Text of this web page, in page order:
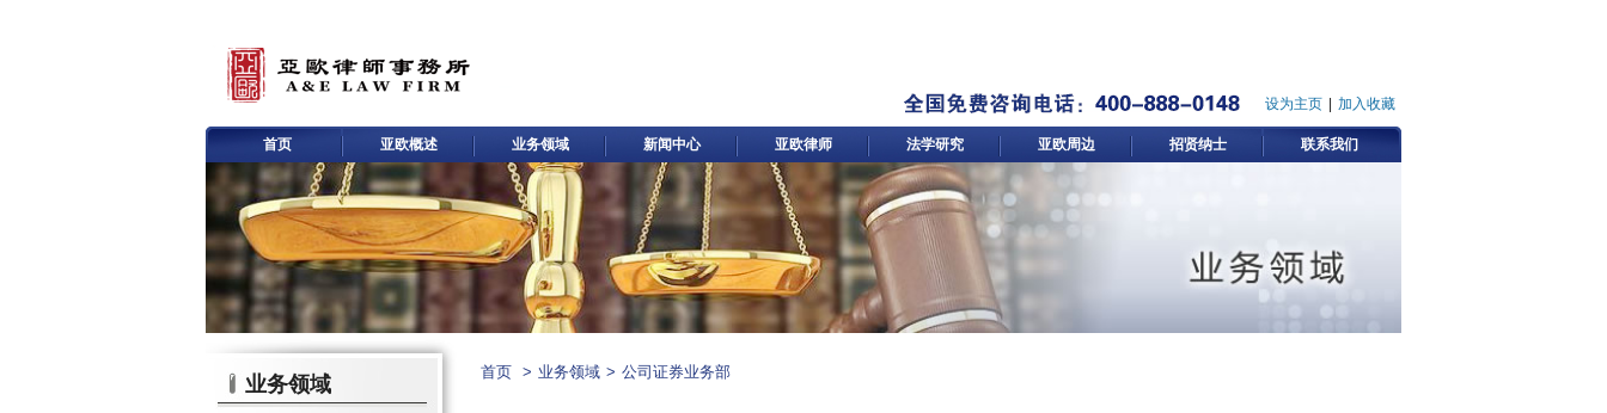
设为主页 加入收藏
首页 亚欧概述 业务领域 新闻中心 亚欧律师 法学研究 亚欧周边 招贤纳士 联系我们
业务领域
首页 > 业务领域 > 公司证券业务部